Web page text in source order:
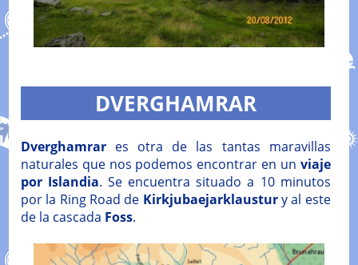
DVERGHAMRAR
Dverghamrares otra de las tantas maravillas
naturales que nos podemos encontrar en un viaje
por Islandia. Se encuentra situado a 10 minutos
por la Ring Road de Kirkjubaejarklaustury al este
de la cascada Foss.